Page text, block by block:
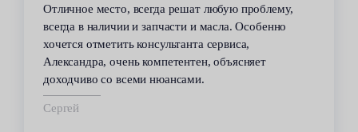
Отличное место, всегда решат любую проблему,
всегда в наличии и запчасти и масла. Особенно
хочется отметить консультанта сервиса,
Александра, очень компетентен, объясняет
доходчиво со всеми нюансами.
Сергей